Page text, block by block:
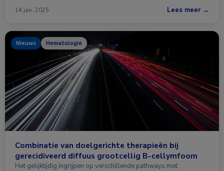
14 jan. 2025 Lees meer →
Nieuws Hematologie
Combinatie van doelgerichte therapieën bij
gerecidiveerd diffuus grootcellig B-cellymfoom
Het gelijktijdig ingrijpen op verschillende pathways met